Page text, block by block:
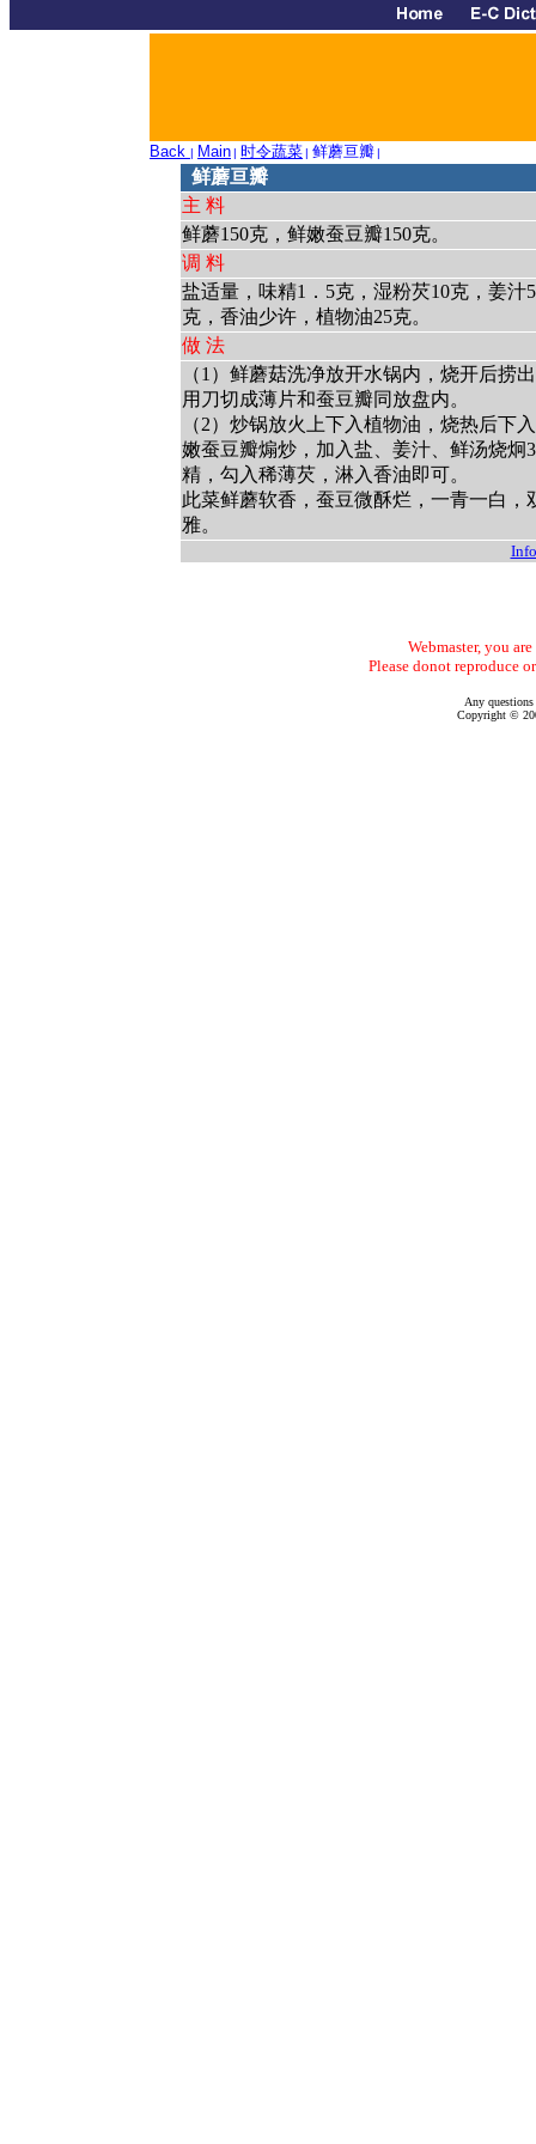
Back | Main| 时令蔬菜| 鲜蘑亘瓣|
鲜蘑亘瓣
主 料
鲜蘑150克，鲜嫩蚕豆瓣150克。
调 料
盐适量，味精1．5克，湿粉芡10克，姜汁
克，香油少许，植物油25克。
做 法
（1）鲜蘑菇洗净放开水锅内，烧开后捞
用刀切成薄片和蚕豆瓣同放盘内。
（2）炒锅放火上下入植物油，烧热后下
嫩蚕豆瓣煽炒，加入盐、姜汁、鲜汤烧炯
精，勾入稀薄芡，淋入香油即可。
此菜鲜蘑软香，蚕豆微酥烂，一青一白，
雅。
Webmaster, you
Please donot reproduce
Any
Copyright ©